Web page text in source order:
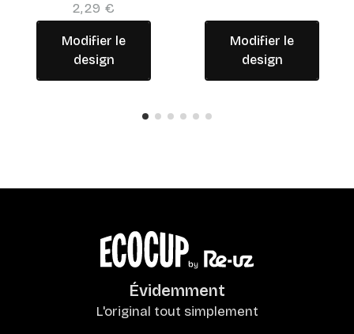
2,29 €
Modifier le
design
Modifier le
design
Évidemment
L'original tout simplement